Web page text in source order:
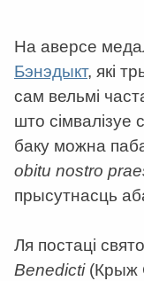
На аверсе
Бэнэдыкт, які
сам вельмі
што сімвалізуе
баку можна
obitu nostro
прысутнасць
Ля постаці
Benedicti(Крыж